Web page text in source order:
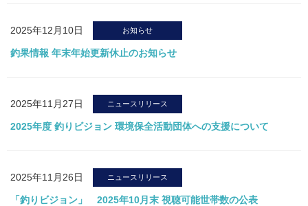
2025年12月10日 お知らせ
釣果情報 年末年始更新休止のお知らせ
2025年11月27日 ニュースリリース
2025年度 釣りビジョン 環境保全活動団体への支援について
2025年11月26日 ニュースリリース
「釣りビジョン」 2025年10月末 視聴可能世帯数の公表